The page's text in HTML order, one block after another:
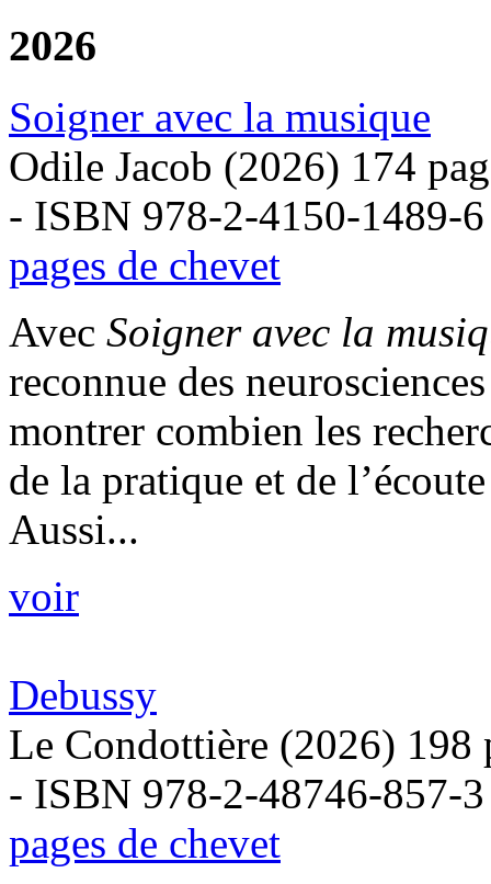
2026
Soigner avec la musique
Odile Jacob (2026) 174
- ISBN 978-2-4150-1489-6
pages de chevet
Avec Soigner avec la
reconnue des
montrer combien les
de la pratique et de
Aussi...
voir
Debussy
Le Condottière (2026) 198
- ISBN 978-2-48746-857-3
pages de chevet